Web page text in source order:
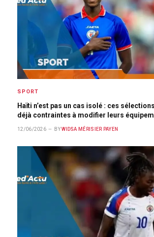
SPORT
Haïti n’est pas un cas isolé : ces
déjà contraintes à modifier leurs
12/06/2026 BY WIDSA MÉRISIER PAYEN